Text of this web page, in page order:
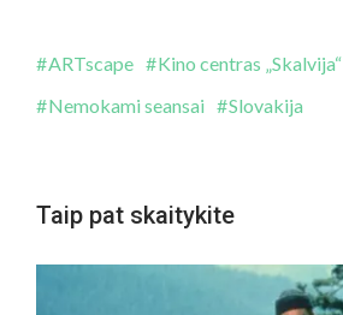
ARTscape
Kino centras „Skalvija“
Nemokami seansai
Slovakija
Taip pat skaitykite